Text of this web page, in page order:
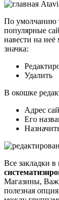
По умолчанию
популярные
навести на
значка:
Удалить
В окошке
Адрес
Его
Все закладки
Магазины,
полезная